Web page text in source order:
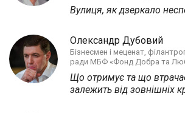
Вулиця, як дзеркало
Олександр Дубовий
Бізнесмен і меценат,
ради МБФ «Фонд Добра та
Що отримує та що
залежить від зовнішніх